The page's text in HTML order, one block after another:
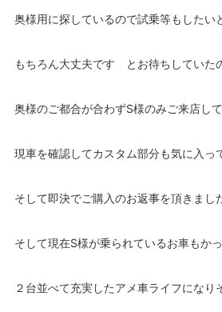
奥様用に探しているので試乗等もしたい
もちろん大丈夫です とお待ちしていた
奥様のご都合が合わずS様のみご来店し
現車を確認してカスタム部分も気に入っ
そして即決でご購入のお返事を頂きまし
そして現在S様が乗られているお車もか
２台並べて充実したアメ車ライフになり